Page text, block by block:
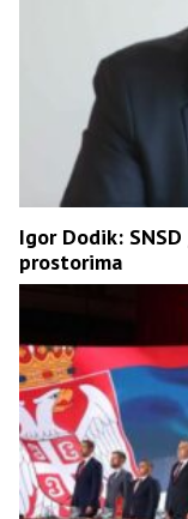
Igor Dodik:
prostorima